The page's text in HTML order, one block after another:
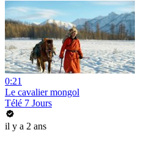
0:21
Le cavalier mongol
Télé 7 Jours
il y a 2 ans